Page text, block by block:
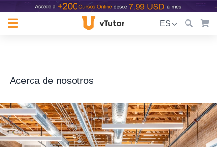
ES
Acerca de nosotros